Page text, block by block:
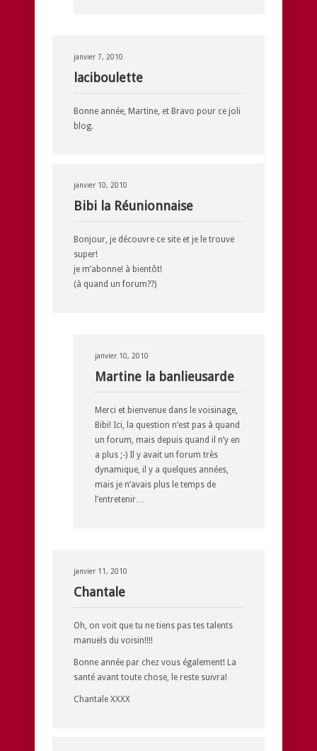
janvier 7, 2010
laciboulette
Bonne année, Martine, et Bravo pour ce joli
blog.
janvier 10, 2010
Bibi la Réunionnaise
Bonjour, je découvre ce site et je le trouve
super!
je m’abonne! à bientôt!
(à quand un forum??)
janvier 10, 2010
Martine la banlieusarde
Merci et bienvenue dans le voisinage,
Bibi! Ici, la question n’est pas à quand
un forum, mais depuis quand il n’y en
a plus ;-) Il y avait un forum très
dynamique, il y a quelques années,
mais je n’avais plus le temps de
l’entretenir…
janvier 11, 2010
Chantale
Oh, on voit que tu ne tiens pas tes talents
manuels du voisin!!!!
Bonne année par chez vous également! La
santé avant toute chose, le reste suivra!
Chantale XXXX